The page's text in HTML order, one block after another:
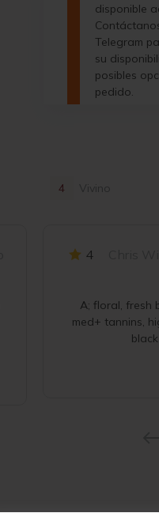
disponible
Telegram
su
posibles
pedido.
4 Vivino
4
A; floral, fresh
med+ tannins,